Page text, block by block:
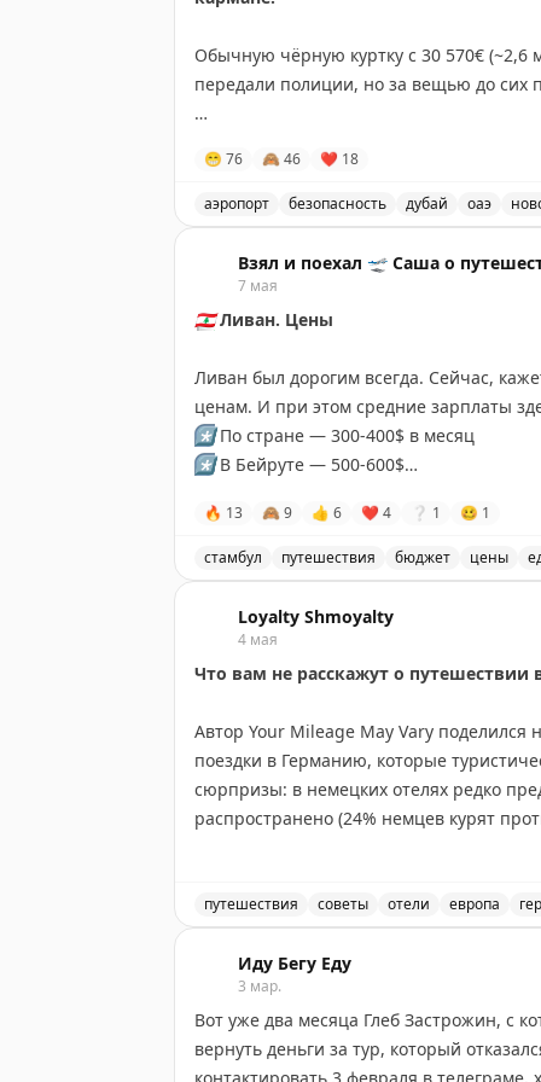
способ получить качественный отдых
бонусами — кэшбэком или поинтами для
Обычную чёрную куртку с 30 570€ (~2,6
передали полиции, но за вещью до сих
Каждый год в крупнейшем хабе
деньгами. Чаще всего пассажиры
На втором месте украшения, только за
миллионами долларов.
Наши каналы: Telegram / MAX
😁 76 🙈46 ❤ 18
аэропорт безопасность дубай оаэ
Взял и поехал 🛫 Саша о
7 мая
🇱🇧 Ливан. Цены
Ливан был дорогим всегда. Сейчас,
ценам. И при этом средние зарплаты
*️⃣По стране — 300-400$ в месяц
*️⃣В Бейруте — 500-600$
Как при таких доходах держатся такие
Ливан почти всё импортирует от
плюс десятилетиями держался
После банковского кризиса экономика
мировым, а зарплаты нет. Многие
💸 Пара слов о деньгах. Платить можно
90 000 фунтов. Цены в магазинах и
Картошка — 70 ₽/кг
Свекла — 120 ₽/кг
Цветная капуста — 140 ₽/кг
Морковь — 150 ₽/кг
Брокколи — 180 ₽/кг
Курица целая — 240 ₽/кг
Помидоры — 255 ₽/кг
🔥 13 🙈9 👍 6 ❤ 4 ❔ 1 🥴 1
стамбул путешествия бюджет цены
Loyalty Shmoyalty
4 мая
Что вам не расскажут о
Автор Your Mileage May Vary
поездки в Германию, которые
сюрпризы: в немецких отелях редко
распространено (24% немцев курят
наличные остаются предпочтительным
приватности, Apple Pay широко
в отелях с их наличием. Эти мелочи не
к поездке.
Your Mileage May Vary|Original
путешествия советы отели европа
Иду Бегу Еду
3 мар.
Вот уже два месяца Глеб Застрожин, с
вернуть деньги за тур, который